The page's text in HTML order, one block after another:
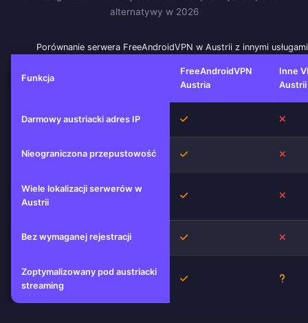
alternatywy w 2026
Porównanie serwera FreeAndroidVPN w Austrii z innymi
Funkcja
FreeAndroidVPN
Austria
Inne
Austrii
Darmowy austriacki adres IP Tak
Nieograniczona przepustowość Tak
Wiele lokalizacji serwerów w
Austrii
Tak
Bez wymaganej rejestracji Tak
Zoptymalizowany pod austriacki
streaming
Tak